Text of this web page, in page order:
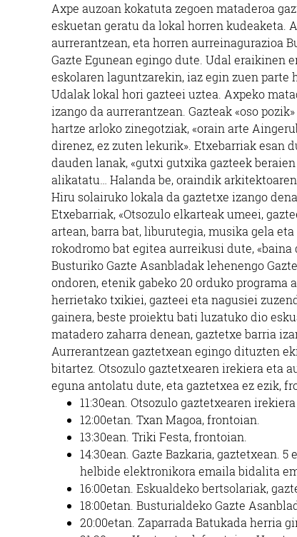
Axpe auzoan kokatuta zegoen mataderoa
eskuetan geratu da lokal horren kudeaketa.
aurrerantzean, eta horren aurreinagurazioa
Gazte Egunean egingo dute. Udal eraikinen
eskolaren laguntzarekin, iaz egin zuen
Udalak lokal hori gazteei uztea. Axpeko
izango da aurrerantzean. Gazteak «oso
hartze arloko zinegotziak, «orain arte
direnez, ez zuten lekurik». Etxebarriak esan
dauden lanak, «gutxi gutxika gazteek
alikatatu… Halanda be, oraindik
Hiru solairuko lokala da gaztetxe izango
Etxebarriak, «Otsozulo elkarteak umeei,
artean, barra bat, liburutegia, musika gela
rokodromo bat egitea aurreikusi dute,
Busturiko Gazte Asanbladak lehenengo
ondoren, etenik gabeko 20 orduko
herrietako txikiei, gazteei eta nagusiei
gainera, beste proiektu bati luzatuko dio
matadero zaharra denean, gaztetxe barria
Aurrerantzean gaztetxean egingo dituzten
bitartez. Otsozulo gaztetxearen irekiera eta
eguna antolatu dute, eta gaztetxea ez ezik,
11:30ean. Otsozulo gaztetxearen
12:00etan. Txan Magoa, frontoian.
13:30ean. Triki Festa, frontoian.
14:30ean. Gazte Bazkaria, gaztetxean.
helbide elektronikora emaila bidalita
16:00etan. Eskualdeko bertsolariak,
18:00etan. Busturialdeko Gazte
20:00etan. Zaparrada Batukada herria